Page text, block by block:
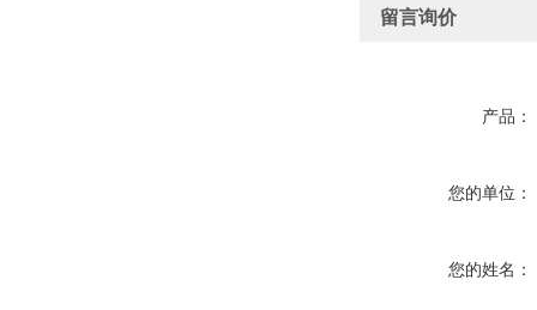
留言询价
产品：
您的单位：
您的姓名：